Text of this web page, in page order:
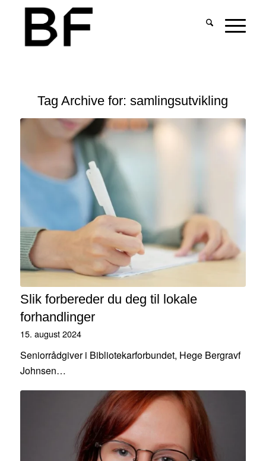
Tag Archive for:samlingsutvikling
Slik forbereder du deg til lokale
forhandlinger
15. august 2024
Seniorrådgiver i Bibliotekarforbundet, Hege Bergravf
Johnsen…